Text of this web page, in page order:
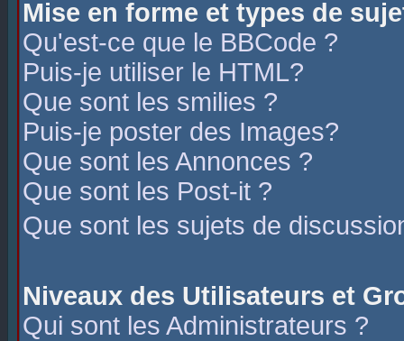
Mise en forme et types de
Qu'est-ce que le BBCode ?
Puis-je utiliser le HTML?
Que sont les smilies ?
Puis-je poster des Images?
Que sont les Annonces ?
Que sont les Post-it ?
Que sont les sujets de
Niveaux des Utilisateurs et
Qui sont les Administrateurs ?